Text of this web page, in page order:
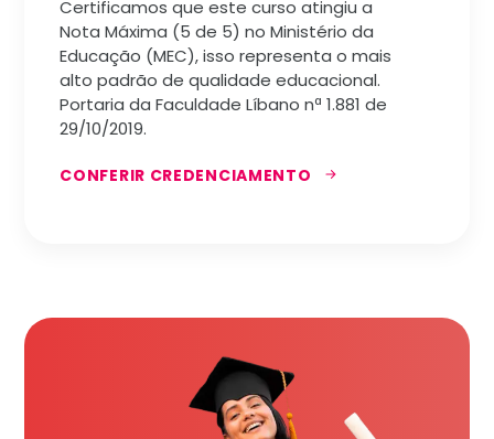
Certificamos que este curso atingiu a
Nota Máxima (5 de 5) no Ministério da
Educação (MEC), isso representa o mais
alto padrão de qualidade educacional.
Portaria da Faculdade Líbano nª 1.881 de
29/10/2019.
CONFERIR CREDENCIAMENTO